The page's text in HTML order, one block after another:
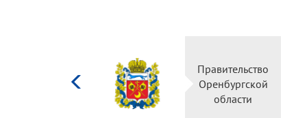
Министерство
культуры
Российской
федерации